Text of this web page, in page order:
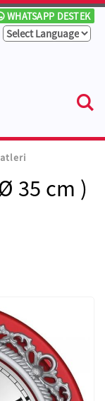
WHATSAPP DESTEK
35 cm )